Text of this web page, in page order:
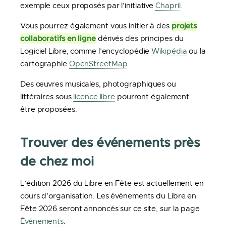
exemple ceux proposés par l’initiativeChapril.
Vous pourrez également vous initier à des projets
collaboratifs en lignedérivés des principes du
Logiciel Libre, comme l’encyclopédieWikipédia ou la
cartographie OpenStreetMap.
Des œuvres musicales, photographiques ou
littéraires sous licence libre pourront également
être proposées.
Trouver des événements près
de chez moi
L’édition 2026 du Libre en Fête est actuellement en
cours d’organisation. Les événements du Libre en
Fête 2026 seront annoncés sur ce site, sur la page
Événements.